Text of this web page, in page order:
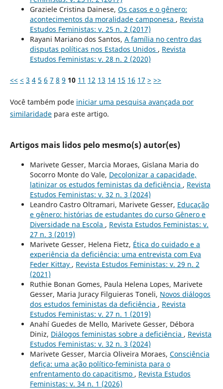
Graziele Cristina Dainese, Os casos e o gênero:
acontecimentos da moralidade camponesa , Revista
Estudos Feministas: v. 25 n. 2 (2017)
Rayani Mariano dos Santos, A família no centro das
disputas políticas nos Estados Unidos , Revista
Estudos Feministas: v. 28 n. 2 (2020)
<< < 3 4 5 6 7 8 9 10 11 12 13 14 15 16 17 > >>
Você também pode iniciar uma pesquisa avançada por
similaridadepara este artigo.
Artigos mais lidos pelo mesmo(s) autor(es)
Marivete Gesser, Marcia Moraes, Gislana Maria do
Socorro Monte do Vale, Decolonizar a capacidade,
latinizar os estudos feministas da deficiência , Revista
Estudos Feministas: v. 32 n. 3 (2024)
Leandro Castro Oltramari, Marivete Gesser, Educação
e gênero: histórias de estudantes do curso Gênero e
Diversidade na Escola , Revista Estudos Feministas: v.
27 n. 3 (2019)
Marivete Gesser, Helena Fietz, Ética do cuidado e a
experiência da deficiência: uma entrevista com Eva
Feder Kittay , Revista Estudos Feministas: v. 29 n. 2
(2021)
Ruthie Bonan Gomes, Paula Helena Lopes, Marivete
Gesser, Maria Juracy Filguieras Toneli, Novos diálogos
dos estudos feministas da deficiência , Revista
Estudos Feministas: v. 27 n. 1 (2019)
Anahí Guedes de Mello, Marivete Gesser, Débora
Diniz, Diálogos feministas sobre a deficiência , Revista
Estudos Feministas: v. 32 n. 3 (2024)
Marivete Gesser, Marcia Oliveira Moraes, Consciência
defiça: uma ação político-feminista para o
enfrentamento do capacitismo , Revista Estudos
Feministas: v. 34 n. 1 (2026)